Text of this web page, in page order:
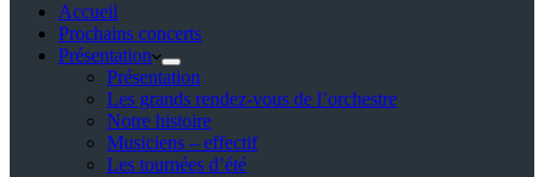
Accueil
Prochains concerts
Présentation
Présentation
Les grands rendez-vous de l’orchestre
Notre histoire
Musiciens – effectif
Les tournées d’été